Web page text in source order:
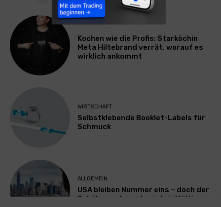
Kochen wie die Profis: Starköchin
Meta Hiltebrand verrät, worauf es
wirklich ankommt
WIRTSCHAFT
Selbstklebende Booklet-Labels für
Schmuck
ALLGEMEIN
USA bleiben Nummer eins – doch der
Schüleraustausch wird vielfältiger